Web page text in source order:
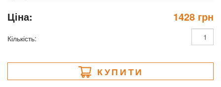
Ціна: 1428 грн
Кількість:
КУПИТИ